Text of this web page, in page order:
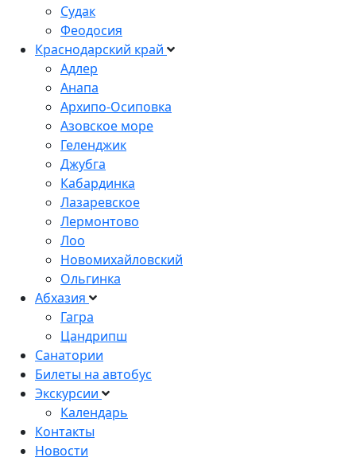
Судак
Феодосия
Краснодарский край
Адлер
Анапа
Архипо-Осиповка
Азовское море
Геленджик
Джубга
Кабардинка
Лазаревское
Лермонтово
Лоо
Новомихайловский
Ольгинка
Абхазия
Гагра
Цандрипш
Санатории
Билеты на автобус
Экскурсии
Календарь
Контакты
Новости